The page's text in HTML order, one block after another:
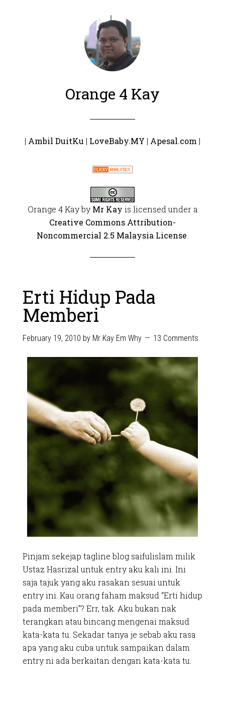
Orange 4 Kay
| Ambil DuitKu | LoveBaby.MY | Apesal.com |
Orange 4 Kayby Mr Kay is licensed under a
Creative Commons Attribution-
Noncommercial 2.5 Malaysia License
Erti Hidup Pada
Memberi
February 19, 2010 by Mr Kay Em Why 13 Comments
Pinjam sekejap tagline blog saifulislam milik
Ustaz Hasrizal untuk entry aku kali ini. Ini
saja tajuk yang aku rasakan sesuai untuk
entry ini. Kau orang faham maksud “Erti hidup
pada memberi”? Err, tak. Aku bukan nak
terangkan atau bincang mengenai maksud
kata-kata tu. Sekadar tanya je sebab aku rasa
apa yang aku cuba untuk sampaikan dalam
entry ni ada berkaitan dengan kata-kata tu.